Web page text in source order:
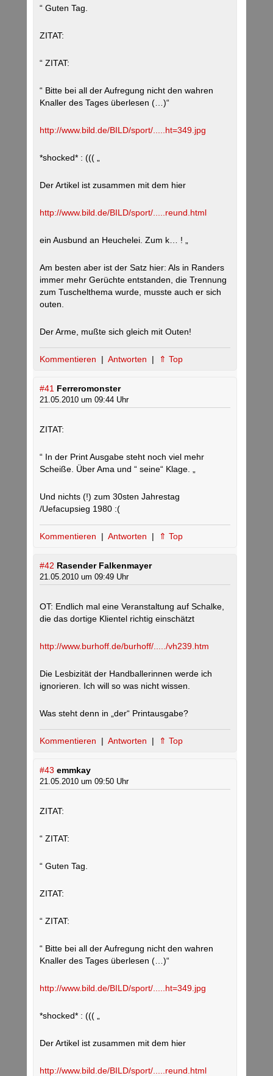
“ Guten Tag.
ZITAT:
“ ZITAT:
“ Bitte bei all der Aufregung nicht den wahren
Knaller des Tages überlesen (…)“
http://www.bild.de/BILD/sport/.....ht=349.jpg
*shocked* : ((( „
Der Artikel ist zusammen mit dem hier
http://www.bild.de/BILD/sport/.....reund.html
ein Ausbund an Heuchelei. Zum k… ! „
Am besten aber ist der Satz hier: Als in Randers
immer mehr Gerüchte entstanden, die Trennung
zum Tuschelthema wurde, musste auch er sich
outen.
Der Arme, mußte sich gleich mit Outen!
Kommentieren | Antworten | ⇑ Top
#41 Ferreromonster
21.05.2010 um 09:44 Uhr
ZITAT:
“ In der Print Ausgabe steht noch viel mehr
Scheiße. Über Ama und “ seine“ Klage. „
Und nichts (!) zum 30sten Jahrestag
/Uefacupsieg 1980 :(
Kommentieren | Antworten | ⇑ Top
#42 Rasender Falkenmayer
21.05.2010 um 09:49 Uhr
OT: Endlich mal eine Veranstaltung auf Schalke,
die das dortige Klientel richtig einschätzt
http://www.burhoff.de/burhoff/...../vh239.htm
Die Lesbizität der Handballerinnen werde ich
ignorieren. Ich will so was nicht wissen.
Was steht denn in „der“ Printausgabe?
Kommentieren | Antworten | ⇑ Top
#43 emmkay
21.05.2010 um 09:50 Uhr
ZITAT:
“ ZITAT:
“ Guten Tag.
ZITAT:
“ ZITAT:
“ Bitte bei all der Aufregung nicht den wahren
Knaller des Tages überlesen (…)“
http://www.bild.de/BILD/sport/.....ht=349.jpg
*shocked* : ((( „
Der Artikel ist zusammen mit dem hier
http://www.bild.de/BILD/sport/.....reund.html